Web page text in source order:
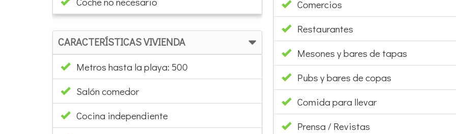
CARACTERÍSTICAS VIVIENDA
Metros hasta la playa: 500
Salón comedor
Cocina independiente
Comercios
Restaurantes
Mesones y bares de tapas
Pubs y bares de copas
Comida para llevar
Prensa / Revistas